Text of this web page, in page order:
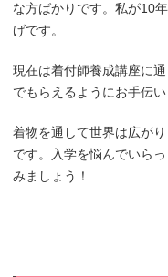
な方ばかりです。私が10
げです。
現在は着付師養成講座に
でもらえるようにお手伝
着物を通して世界は広が
です。入学を悩んでいら
みましょう！